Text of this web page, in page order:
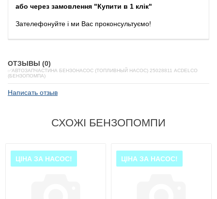
або через замовлення "Купити в 1 клік"
Зателефонуйте і ми Вас проконсультуємо!
ОТЗЫВЫ (0)
✅АВТОЗАПЧАСТИНА БЕНЗОНАСОС (ТОПЛИВНЫЙ НАСОС) 25028811 ACDELCO
(БЕНЗОПОМПА)
Написать отзыв
СХОЖІ БЕНЗОПОМПИ
ЦІНА ЗА НАСОС! ЦІНА ЗА НАСОС!